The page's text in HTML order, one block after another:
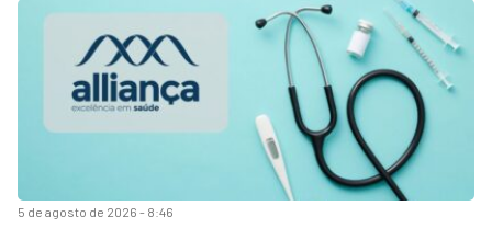
5 de agosto de 2026 - 8:46